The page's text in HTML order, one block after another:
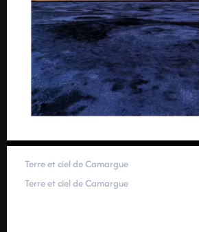
Terre et ciel de Camargue
Terre et ciel de Camargue